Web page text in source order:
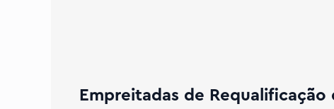
Empreitadas de Requalificação